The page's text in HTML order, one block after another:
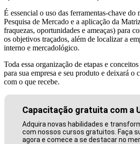
É essencial o uso das ferramentas-chave do
Pesquisa de Mercado e a aplicação da
fraquezas, oportunidades e ameaças) para
os objetivos traçados, além de localizar a
interno e mercadológico.
Toda essa organização de etapas e
para sua empresa e seu produto e deixará o
com o que recebe.
Capacitação gratuita com a
Adquira novas habilidades e
com nossos cursos gratuitos. Faça
agora e comece a se destacar no